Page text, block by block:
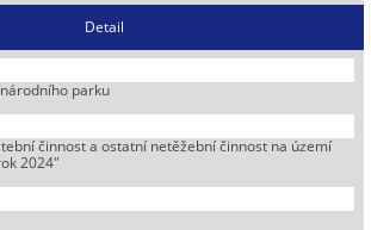
Detail
parku
činnost a ostatní netěžební činnost na území
2024"